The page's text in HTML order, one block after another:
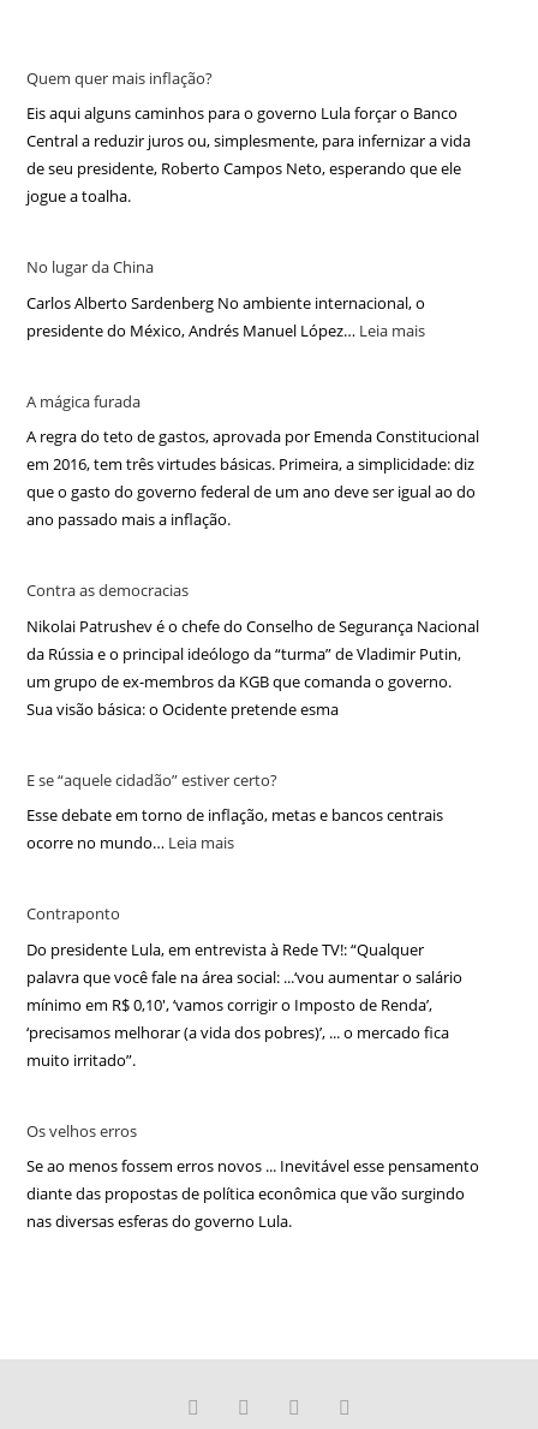
Quem quer mais inflação?
Eis aqui alguns caminhos para o governo Lula forçar o Banco
Central a reduzir juros ou, simplesmente, para infernizar a vida
de seu presidente, Roberto Campos Neto, esperando que ele
jogue a toalha.
No lugar da China
Carlos Alberto Sardenberg No ambiente internacional, o
presidente do México, Andrés Manuel López… Leia mais
A mágica furada
A regra do teto de gastos, aprovada por Emenda Constitucional
em 2016, tem três virtudes básicas. Primeira, a simplicidade: diz
que o gasto do governo federal de um ano deve ser igual ao do
ano passado mais a inflação.
Contra as democracias
Nikolai Patrushev é o chefe do Conselho de Segurança Nacional
da Rússia e o principal ideólogo da “turma” de Vladimir Putin,
um grupo de ex-membros da KGB que comanda o governo.
Sua visão básica: o Ocidente pretende esma
E se “aquele cidadão” estiver certo?
Esse debate em torno de inflação, metas e bancos centrais
ocorre no mundo… Leia mais
Contraponto
Do presidente Lula, em entrevista à Rede TV!: “Qualquer
palavra que você fale na área social: ...‘vou aumentar o salário
mínimo em R$ 0,10′, ‘vamos corrigir o Imposto de Renda’,
‘precisamos melhorar (a vida dos pobres)’, ... o mercado fica
muito irritado”.
Os velhos erros
Se ao menos fossem erros novos ... Inevitável esse pensamento
diante das propostas de política econômica que vão surgindo
nas diversas esferas do governo Lula.